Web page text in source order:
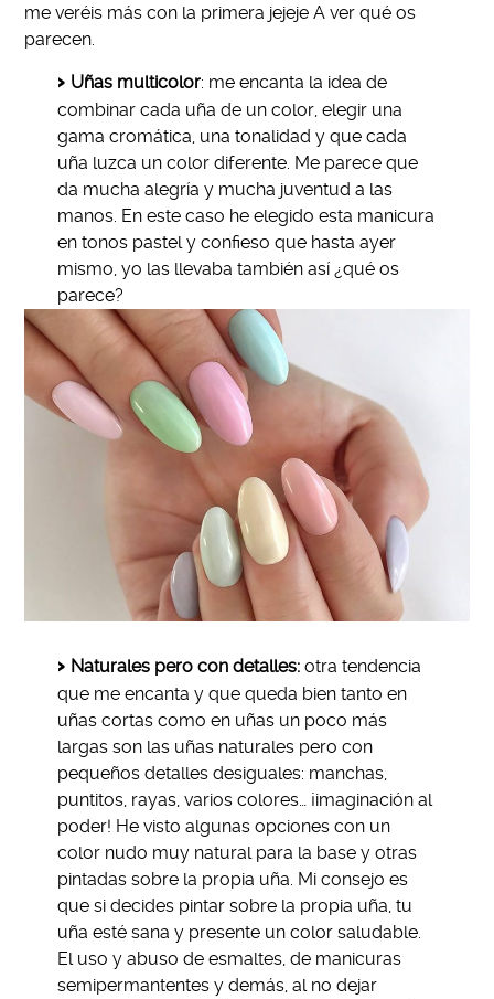
me veréis más con la primera jejeje A ver qué os
parecen.
Uñas multicolor: me encanta la idea de
combinar cada uña de un color, elegir una
gama cromática, una tonalidad y que cada
uña luzca un color diferente. Me parece que
da mucha alegría y mucha juventud a las
manos. En este caso he elegido esta manicura
en tonos pastel y confieso que hasta ayer
mismo, yo las llevaba también así ¿qué os
parece?
Naturales pero con detalles:otra tendencia
que me encanta y que queda bien tanto en
uñas cortas como en uñas un poco más
largas son las uñas naturales pero con
pequeños detalles desiguales: manchas,
puntitos, rayas, varios colores… ¡imaginación al
poder! He visto algunas opciones con un
color nudo muy natural para la base y otras
pintadas sobre la propia uña. Mi consejo es
que si decides pintar sobre la propia uña, tu
uña esté sana y presente un color saludable.
El uso y abuso de esmaltes, de manicuras
semipermantentes y demás, al no dejar